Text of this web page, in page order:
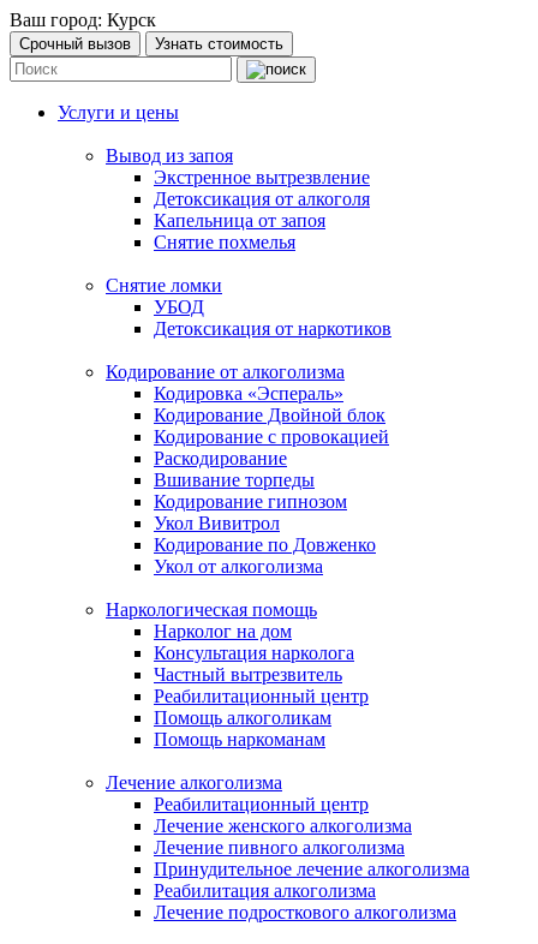
Ваш город: Курск
Срочный вызов Узнать стоимость
Услуги и цены
Вывод из запоя
Экстренное вытрезвление
Детоксикация от алкоголя
Капельница от запоя
Снятие похмелья
Снятие ломки
УБОД
Детоксикация от наркотиков
Кодирование от алкоголизма
Кодировка «Эспераль»
Кодирование Двойной блок
Кодирование с провокацией
Раскодирование
Вшивание торпеды
Кодирование гипнозом
Укол Вивитрол
Кодирование по Довженко
Укол от алкоголизма
Наркологическая помощь
Нарколог на дом
Консультация нарколога
Частный вытрезвитель
Реабилитационный центр
Помощь алкоголикам
Помощь наркоманам
Лечение алкоголизма
Реабилитационный центр
Лечение женского алкоголизма
Лечение пивного алкоголизма
Принудительное лечение алкоголизма
Реабилитация алкоголизма
Лечение подросткового алкоголизма